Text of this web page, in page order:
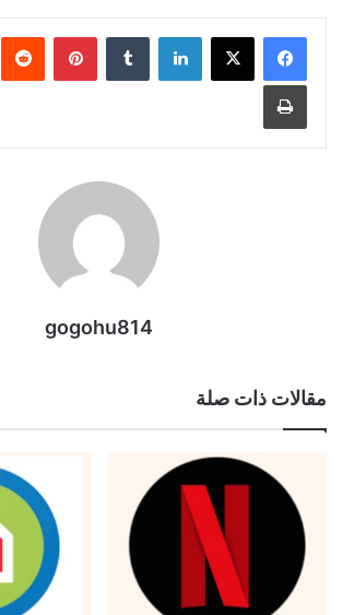
لينكدإن بينتيريست
طباعة
gogohu814
مقالات ذات صلة